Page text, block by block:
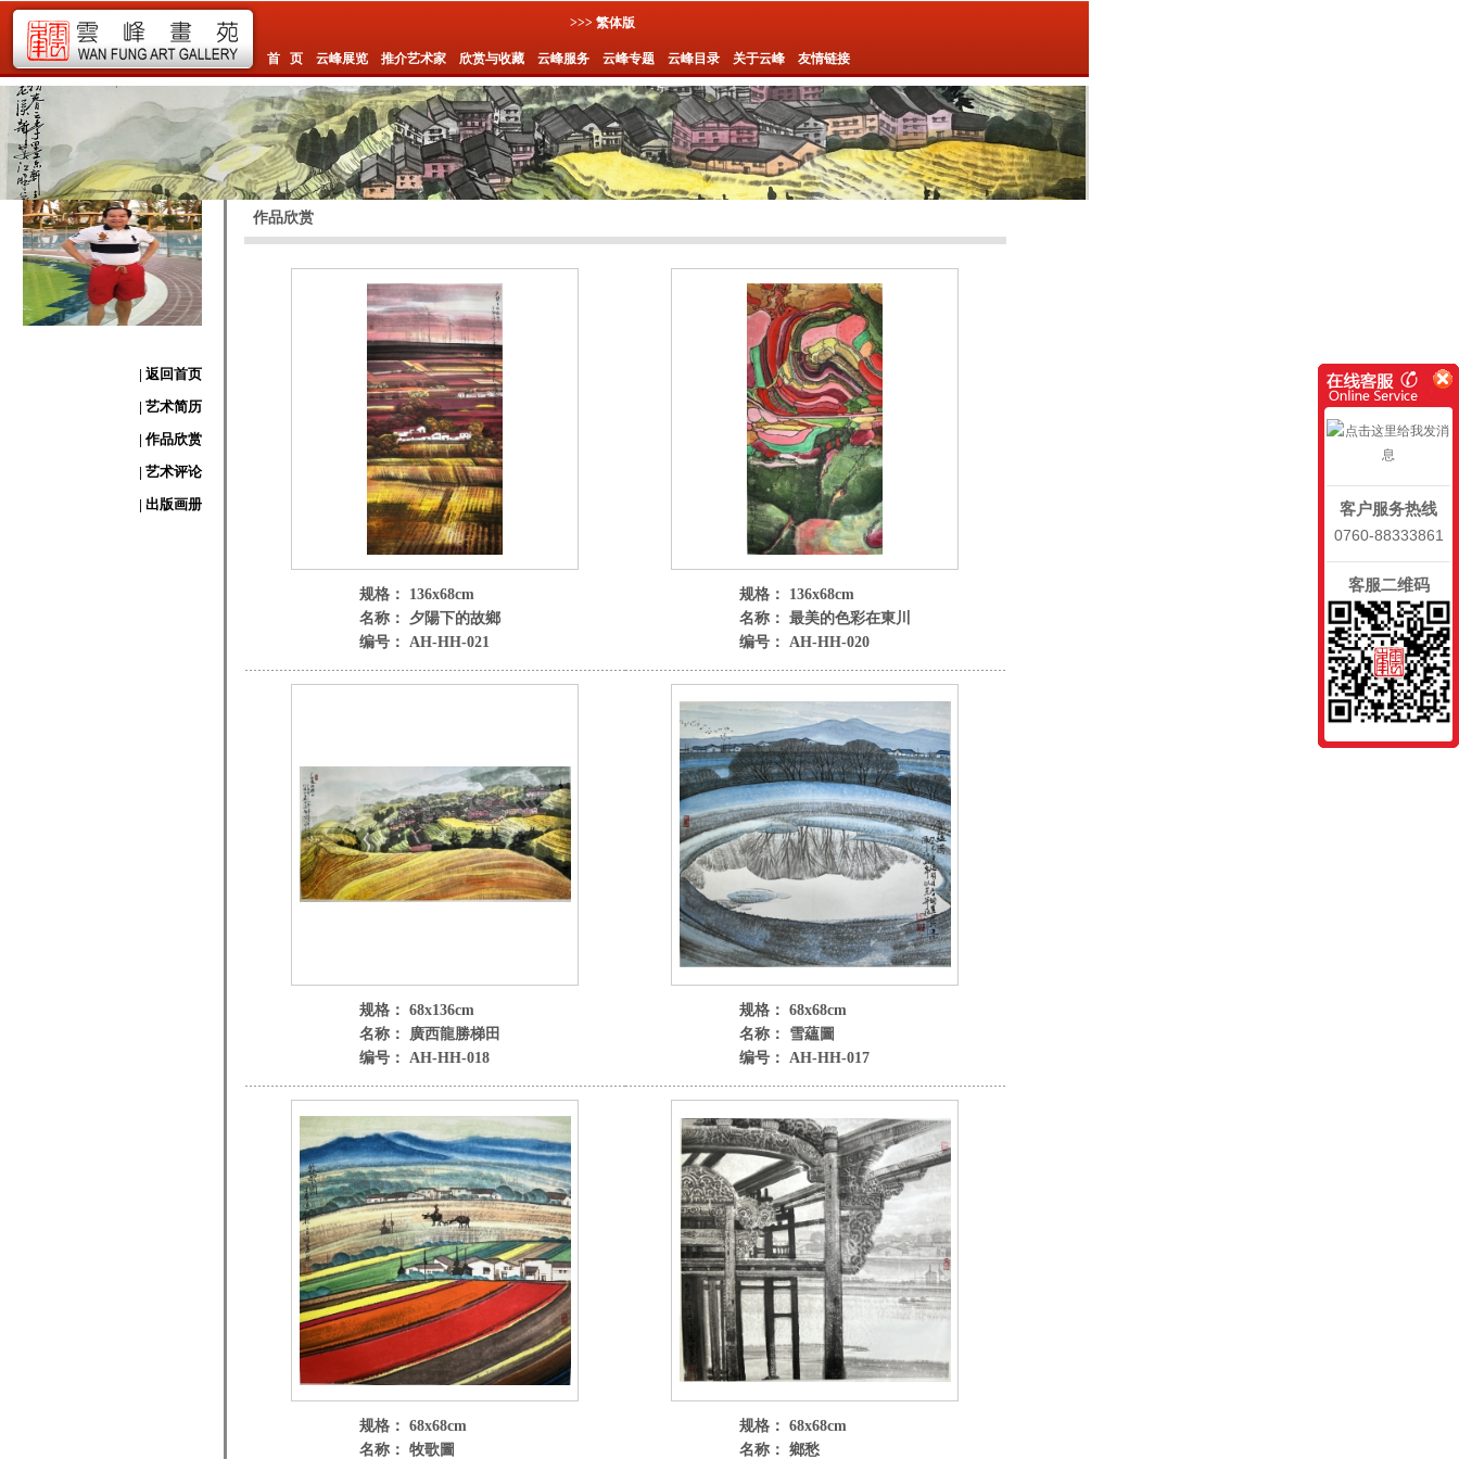
>>> 繁体版
首 页 云峰展览 推介艺术家 欣赏与收藏 云峰服务 云峰专题 云峰目录 关于云峰 友情链接
| 返回首页
| 艺术简历
| 作品欣赏
| 艺术评论
| 出版画册
作品欣赏
规格： 136x68cm
名称： 夕陽下的故鄉
编号： AH-HH-021
规格： 136x68cm
名称： 最美的色彩在東川
编号： AH-HH-020
规格： 68x136cm
名称： 廣西龍勝梯田
编号： AH-HH-018
规格： 68x68cm
名称： 雪蘊圖
编号： AH-HH-017
规格： 68x68cm
名称： 牧歌圖
规格： 68x68cm
名称： 鄉愁
客户服务热线
0760-88333861
客服二维码